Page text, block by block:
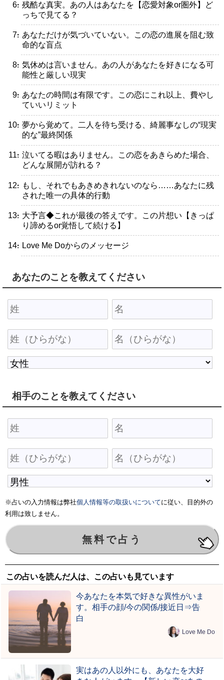
・残酷な真実。あの人はあなたを【恋愛対象or圏外】ど
っちで見てる？
・あなただけが気づいていない。この恋の進展を阻む致
命的な盲点
・気休めは言いません。あの人があなたを好きになる可
能性と厳しい現実
・あなたの時間は有限です。この恋にこれ以上、費やし
ていいリミット
・夢から覚めて。二人を待ち受ける、綺麗事なしの“現実
的な”最終関係
・泣いてる暇はありません。この恋をあきらめた場合、
どんな展開が訪れる？
・もし、それでもあきめきれないのなら……あなたに残
された唯一の具体的行動
・大予言◆これが最後の答えです。この片想い【きっぱ
り諦めるor覚悟して続ける】
・Love Me Doからのメッセージ
あなたのことを教えてください
相手のことを教えてください
※占いの入力情報は弊社個人情報等の取扱いについてに従い、目的外の
利用は致しません。
この占いを読んだ人は、この占いも見ています
今あなたを本気で好きな異性がいま
す。相手の顔/今の関係/接近日⇒告
白
Love Me Do
実はあの人以外にも、あなたを大好